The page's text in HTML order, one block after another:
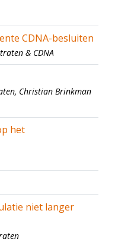
CDNA-besluiten
& CDNA
Christian Brinkman
het
niet langer